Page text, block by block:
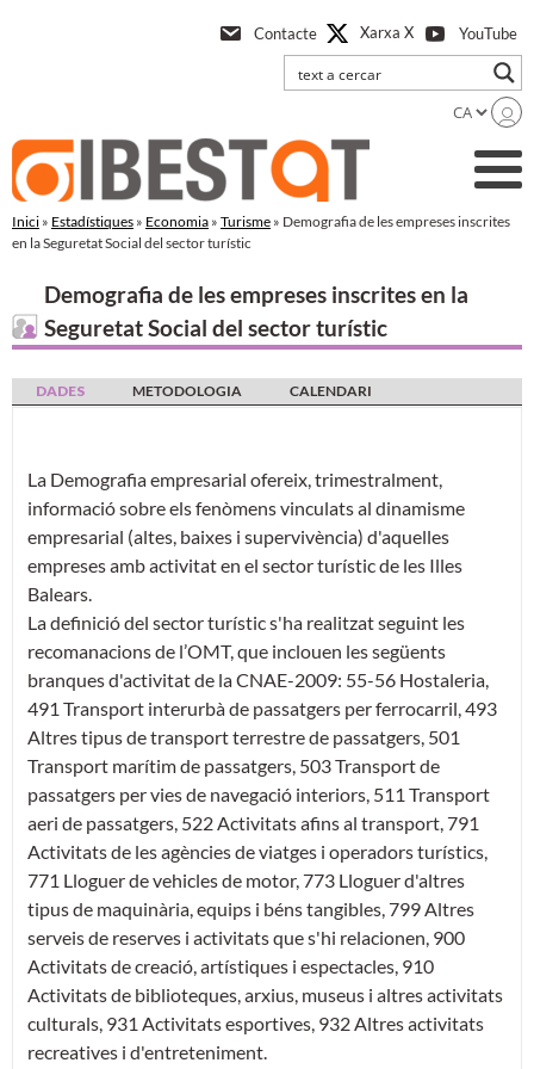
a
l'contingut
Contacte Xarxa X YouTube
Inici » Estadístiques » Economia » Turisme » Demografia de les empreses inscrites
en la Seguretat Social del sector turístic
Demografia de les empreses inscrites en la
Seguretat Social del sector turístic
DADES METODOLOGIA CALENDARI
La Demografia empresarial ofereix, trimestralment,
informació sobre els fenòmens vinculats al dinamisme
empresarial (altes, baixes i supervivència) d'aquelles
empreses amb activitat en el sector turístic de les Illes
Balears.
La definició del sector turístic s'ha realitzat seguint les
recomanacions de l’OMT, que inclouen les següents
branques d'activitat de la CNAE-2009: 55-56 Hostaleria,
491 Transport interurbà de passatgers per ferrocarril, 493
Altres tipus de transport terrestre de passatgers, 501
Transport marítim de passatgers, 503 Transport de
passatgers per vies de navegació interiors, 511 Transport
aeri de passatgers, 522 Activitats afins al transport, 791
Activitats de les agències de viatges i operadors turístics,
771 Lloguer de vehicles de motor, 773 Lloguer d'altres
tipus de maquinària, equips i béns tangibles, 799 Altres
serveis de reserves i activitats que s'hi relacionen, 900
Activitats de creació, artístiques i espectacles, 910
Activitats de biblioteques, arxius, museus i altres activitats
culturals, 931 Activitats esportives, 932 Altres activitats
recreatives i d'entreteniment.